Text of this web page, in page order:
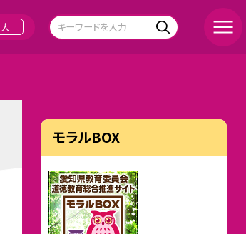
大
モラルBOX